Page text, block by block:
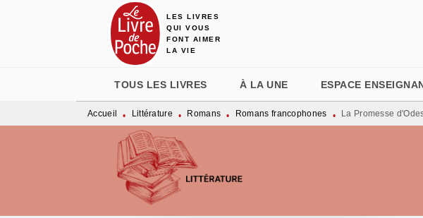
MENU RECHERCHE
LES LIVRES
QUI VOUS
FONT AIMER
LA VIE
TOUS LES LIVRES À LA UNE ESPACE
Accueil • Littérature • Romans • Romans francophones • La Promesse